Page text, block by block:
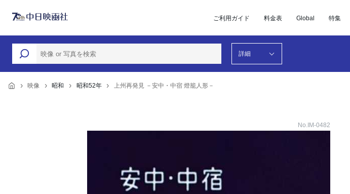
ご利用ガイド 料金表 Global 特集
詳細
映像 昭和 昭和52年 上州再発見 －安中・中宿 燈籠人形－
No.IM-0482